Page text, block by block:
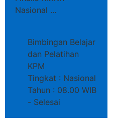
Nasional ...
Bimbingan Belajar
dan Pelatihan
KPM
Tingkat : Nasional
Tahun : 08.00 WIB
- Selesai